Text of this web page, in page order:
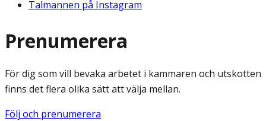
Talmannen på Instagram
Prenumerera
För dig som vill bevaka arbetet i kammaren och utskotten
finns det flera olika sätt att välja mellan.
Följ och prenumerera